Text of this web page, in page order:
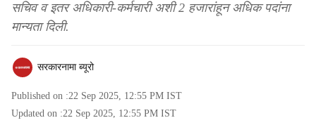
सचिव व इतर अधिकारी-कर्मचारी अशी 2 हजारांहून अधिक पदांना
मान्यता दिली.
सरकारनामा ब्यूरो
Published on :22 Sep 2025, 12:55 PM IST
Updated on :22 Sep 2025, 12:55 PM IST